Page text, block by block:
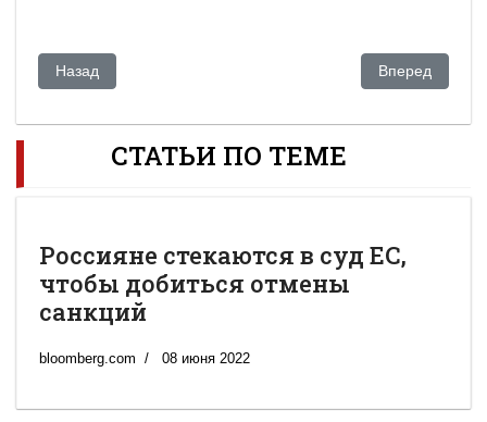
Предыдущий: Насколько предсказуемыми были протесты в
Назад Следующий:
Вперед
СТАТЬИ ПО ТЕМЕ
Россияне стекаются в суд ЕС,
чтобы добиться отмены
санкций
bloomberg.com 08 июня 2022